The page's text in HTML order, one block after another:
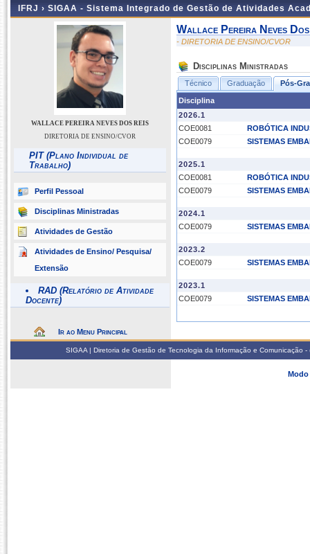
IFRJ › SIGAA - Sistema Integrado de Gestão de Atividades
WALLACE PEREIRA NEVES DOS REIS
DIRETORIA DE ENSINO/CVOR
PIT (Plano Individual de
Trabalho)
Perfil Pessoal
Disciplinas Ministradas
Atividades de Gestão
Atividades de Ensino/ Pesquisa/
Extensão
RAD (Relatório de Atividade
Docente)
Ir ao Menu Principal
Wallace Pereira Neves Dos
- DIRETORIA DE ENSINO/CVOR
Disciplinas Ministradas
Técnico Graduação Pós-
Disciplina
2026.1
COE0081
ROBÓTICA
COE0079
SISTEMAS
2025.1
COE0081
ROBÓTICA
COE0079
SISTEMAS
2024.1
COE0079
SISTEMAS
2023.2
COE0079
SISTEMAS
2023.1
COE0079
SISTEMAS
SIGAA | Diretoria de Gestão de Tecnologia da Informação e
Modo